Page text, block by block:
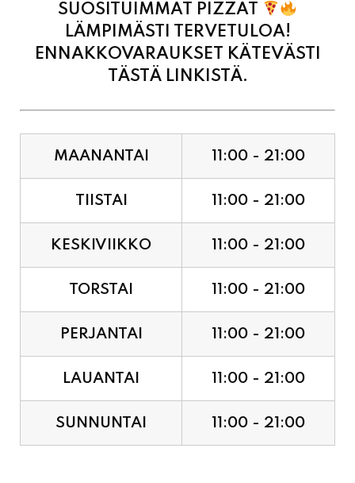
SUOSITUIMMAT PIZZAT
LÄMPIMÄSTI TERVETULOA!
ENNAKKOVARAUKSET KÄTEVÄSTI
TÄSTÄ LINKISTÄ.
MAANANTAI 11:00 - 21:00
TIISTAI 11:00 - 21:00
KESKIVIIKKO 11:00 - 21:00
TORSTAI 11:00 - 21:00
PERJANTAI 11:00 - 21:00
LAUANTAI 11:00 - 21:00
SUNNUNTAI 11:00 - 21:00